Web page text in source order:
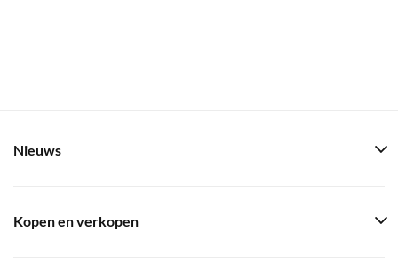
Nieuws
Kopen en verkopen